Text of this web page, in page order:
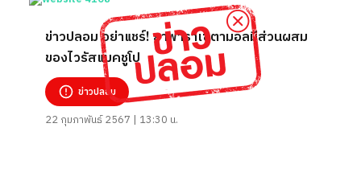
ข่าวปลอม อย่าแชร์! ยาพาราเซตามอลมีส่วนผสม
ของไวรัสแมคชูโป
ข่าวปลอม
22 กุมภาพันธ์ 2567 | 13:30 น.